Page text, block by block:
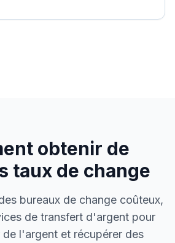
obtenir de
taux de change
bureaux de change coûteux,
de transfert d'argent pour
l'argent et récupérer des